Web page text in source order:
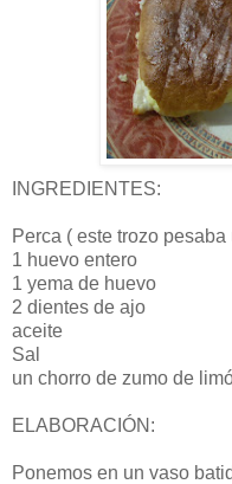
INGREDIENTES:
Perca ( este trozo
1 huevo entero
1 yema de huevo
2 dientes de ajo
aceite
Sal
un chorro de zumo de
ELABORACIÓN:
Ponemos en un vaso